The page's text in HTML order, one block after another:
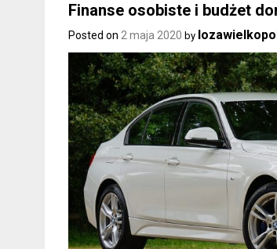
Finanse osobiste i budżet
Posted on 2 maja 2020 by